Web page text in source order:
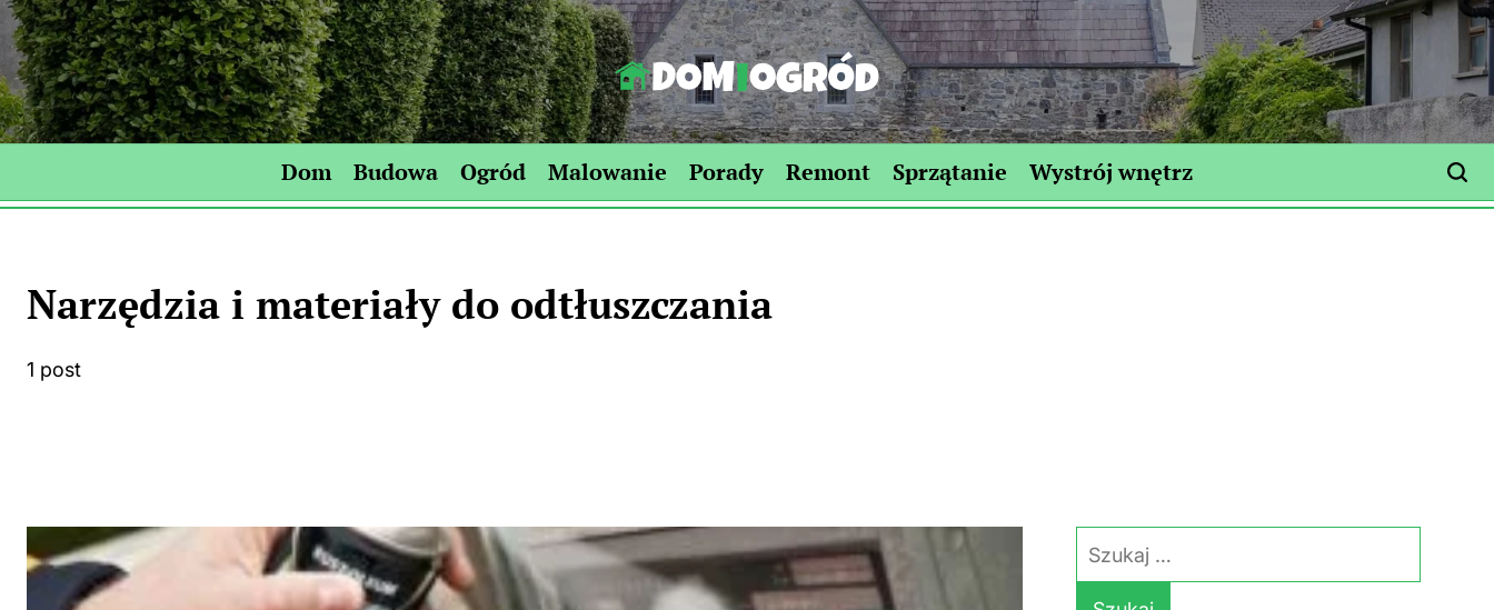
Skip
to
content
Dom-
Ogród.edu.pl
Dom Budowa Ogród Malowanie Porady Remont Sprzątanie Wystrój wnętrz
Narzędzia i materiały do odtłuszczania
1 post
Szukaj: